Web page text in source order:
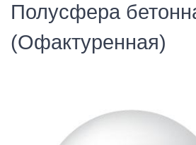
Полусфера
(Офактуренная)